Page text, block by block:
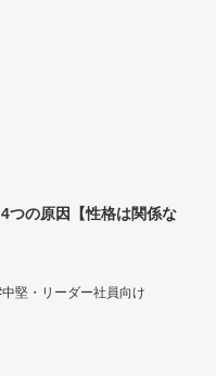
つの原因【性格は関係な
堅・リーダー社員向け